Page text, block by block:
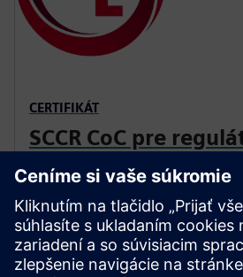
CERTIFIKÁT
SCCR CoC pre
magnetických
Ak chcete získať prístup k
hodnotám kombinácie SCCR pre
magnetického motora Siemens,